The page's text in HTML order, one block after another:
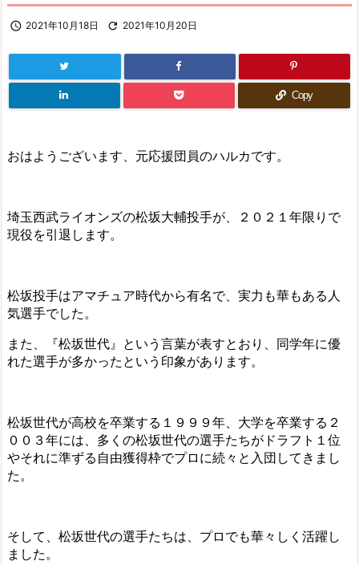
 2021年10月18日  2021年10月20日
Copy
おはようございます、元応援団員のハルカです。
埼玉西武ライオンズの松坂大輔投手が、２０２１年限りで
現役を引退します。
松坂投手はアマチュア時代から有名で、実力も華もある人
気選手でした。
また、『松坂世代』という言葉が表すとおり、同学年に優
れた選手が多かったという印象があります。
松坂世代が高校を卒業する１９９９年、大学を卒業する２
００３年には、多くの松坂世代の選手たちがドラフト１位
やそれに準ずる自由獲得枠でプロに続々と入団してきまし
た。
そして、松坂世代の選手たちは、プロでも華々しく活躍し
ました。